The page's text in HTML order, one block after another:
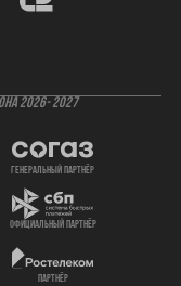
2026- 2027
генеральный партнёр
официальный партнёр
партнёр